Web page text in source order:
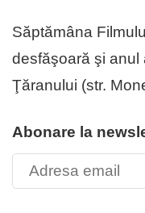
Săptămâna
desfăşoară şi anul
Ţăranului (str.
Abonare la